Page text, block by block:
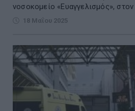
νοσοκομείο «Ευαγγελισμός»,
18 Μαΐου 2025